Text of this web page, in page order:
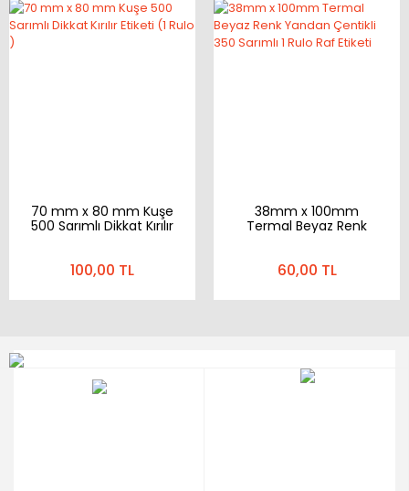
70 mm x 80 mm Kuşe
500 Sarımlı Dikkat Kırılır
100,00 TL
38mm x 100mm
Termal Beyaz Renk
60,00 TL